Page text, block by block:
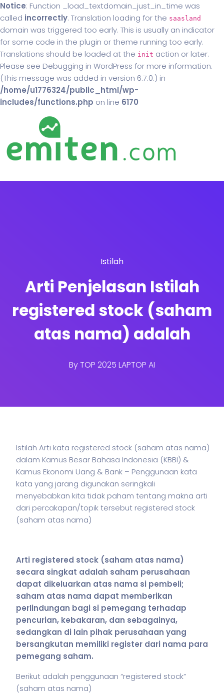
Notice: Function _load_textdomain_just_in_time was
called incorrectly. Translation loading for the saasland
domain was triggered too early. This is usually an indicator
for some code in the plugin or theme running too early.
Translations should be loaded at the init action or later.
Please see Debugging in WordPress for more information.
(This message was added in version 6.7.0.) in
/home/u1776324/public_html/wp-
includes/functions.php on line 6170
Istilah
Arti Penjelasan Istilah
registered stock (saham
atas nama) adalah
ByTOP 2025 LAPTOP AI
Istilah Arti kata registered stock (saham atas nama)
dalam Kamus Besar Bahasa Indonesia (KBBI) &
Kamus Ekonomi Uang & Bank – Penggunaan kata
kata yang jarang digunakan seringkali
menyebabkan kita tidak paham tentang makna arti
dari percakapan/topik tersebut registered stock
(saham atas nama)
Arti registered stock (saham atas nama)
secara singkat adalah saham perusahaan
dapat dikeluarkan atas nama si pembeli;
saham atas nama dapat memberikan
perlindungan bagi si pemegang terhadap
pencurian, kebakaran, dan sebagainya,
sedangkan di lain pihak perusahaan yang
bersangkutan memiliki register dari nama para
pemegang saham.
Berikut adalah penggunaan “registered stock”
(saham atas nama)